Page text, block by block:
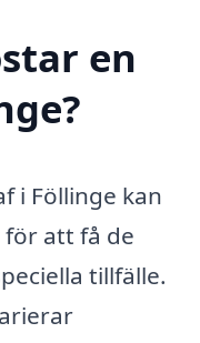
en
i Föllinge kan
att få de
tillfälle.